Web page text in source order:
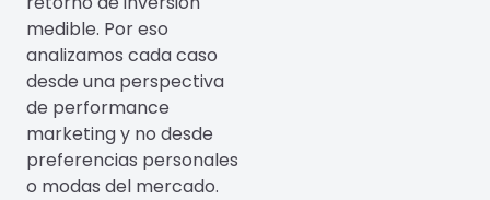
medible. Por eso
analizamos cada caso
desde una perspectiva
de performance
marketing y no desde
preferencias personales
o modas del mercado.